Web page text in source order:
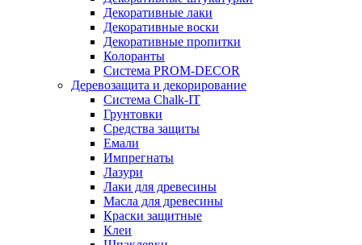
Декоративные лаки
Декоративные воски
Декоративные пропитки
Колоранты
Система PROM-DECOR
Деревозащита и декорирование
Система Chalk-IT
Грунтовки
Средства защиты
Емали
Импрегнаты
Лазури
Лаки для древесины
Масла для древесины
Краски защитные
Клеи